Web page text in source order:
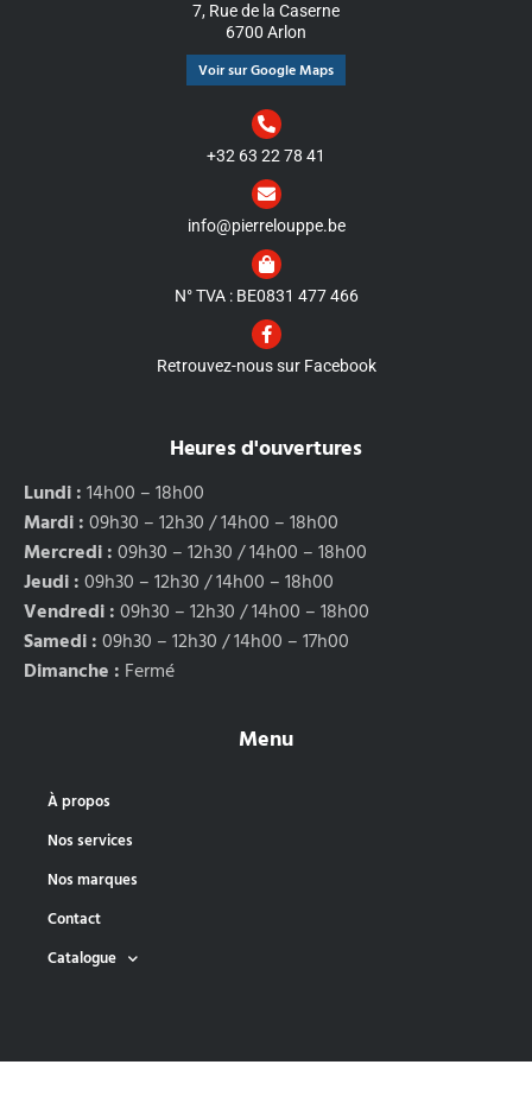
7, Rue de la Caserne
6700 Arlon
Voir sur Google Maps
+32 63 22 78 41
info@pierrelouppe.be
N° TVA : BE0831 477 466
Retrouvez-nous sur Facebook
Heures d'ouvertures
Lundi :14h00 – 18h00
Mardi :09h30 – 12h30 / 14h00 – 18h00
Mercredi :09h30 – 12h30 / 14h00 – 18h00
Jeudi :09h30 – 12h30 / 14h00 – 18h00
Vendredi :09h30 – 12h30 / 14h00 – 18h00
Samedi :09h30 – 12h30 / 14h00 – 17h00
Dimanche : Fermé
Menu
À propos
Nos services
Nos marques
Contact
Catalogue